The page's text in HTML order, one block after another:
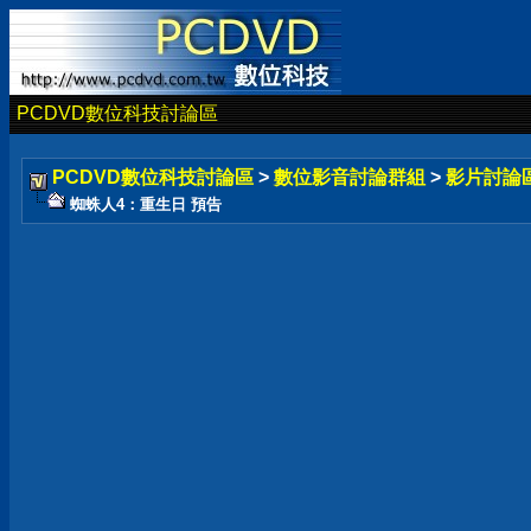
PCDVD數位科技討論區
PCDVD數位科技討論區 > 數位影音討論群組 > 影片討論
蜘蛛人4：重生日 預告